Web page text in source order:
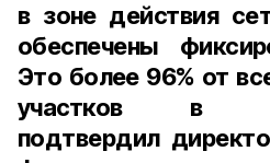
в зоне действия
обеспечены
Это более 96% от
участков в
подтвердил